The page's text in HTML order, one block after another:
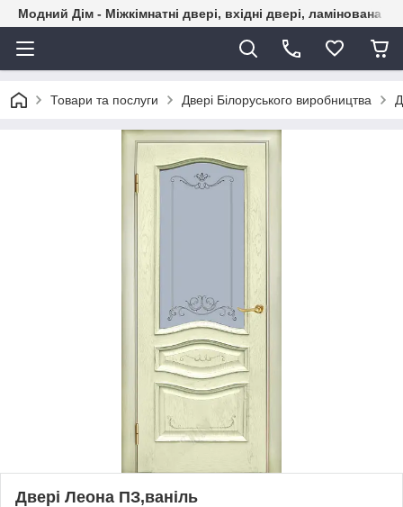
Модний Дім - Міжкімнатні двері, вхідні двері, ламінована
Товари та послуги Двері Білоруського виробництва
Двері Леона ПЗ,ваніль